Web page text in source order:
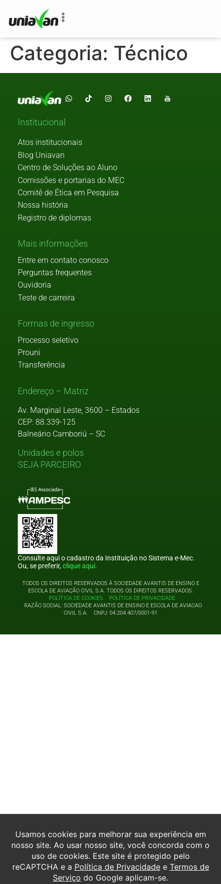
Categoria: Técnico
Institucional
Atos institucionais
Blog Uniavan
Centro de Soluções ao Aluno
Comissões e portarias do MEC
Comitê de Ética em Pesquisa
Nossa história
Registro de diplomas
Mais informações
Entre em contato conosco
Perguntas frequentes
Ouvidoria
Teste de carreira
Formas de ingresso
Processo seletivo
Prouni
Transferência
Endereço – Matriz
Av. Marginal Leste, 3600 – Estados
CEP: 88.339-125
Balneário Camboriú – SC
Unidades e polos
SEJA PARCEIRO
Consulte aqui o cadastro da Instituição no Sistema e-Mec.
Ou, se preferir,clique aqui.
TODOS OS DIREITOS RESERVADOS À SOCIEDADE AVANTIS DE ENSINO E
ESCOLA DE AVIAÇÃO CIVIL S.A. TODOS OS DIREITOS RESERVADOS.
POLÍTICA DE COOKIES.
POLÍTICA DE PRIVACIDADE.
RAZÃO SOCIAL: SOCIEDADE AVANTIS DE ENSINO E ESCOLA DE AVIACAO
CIVIL S.A. CNPJ: 04.204.407/0001-91
Fale Conosco!